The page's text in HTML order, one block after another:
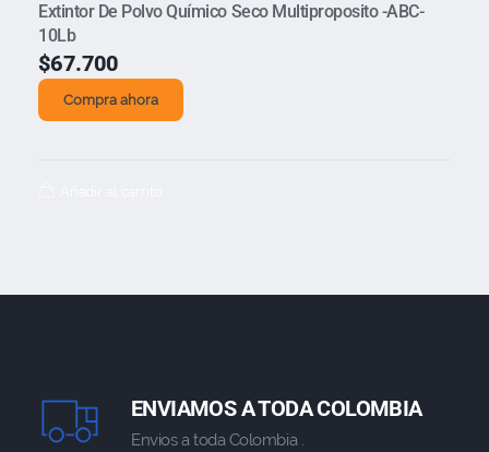
Extintor De Polvo Químico Seco Multiproposito -ABC-
10Lb
$67.700
Compra ahora
ENVIAMOS A TODA COLOMBIA
Envios a toda Colombia .